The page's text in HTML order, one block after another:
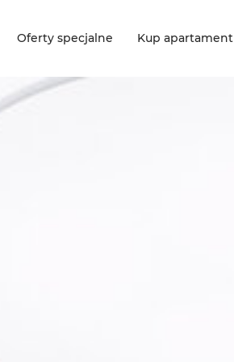
Oferty specjalne Kup apartament